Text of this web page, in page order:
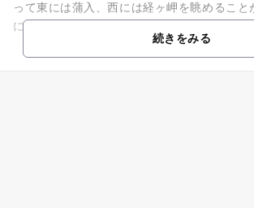
って東には蒲入、西には経ヶ岬を眺めること
には眺望を遮るような建物がないため、自然
しむことができます。展望台...続きをみる